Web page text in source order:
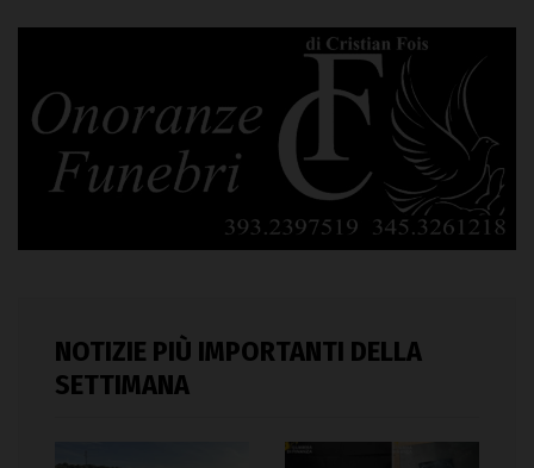
NOTIZIE PIÙ IMPORTANTI DELLA
SETTIMANA